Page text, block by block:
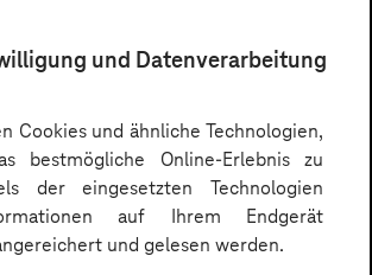
und Datenverarbeitung
Cookies und ähnliche Technologien,
bestmögliche Online-Erlebnis zu
der eingesetzten Technologien
auf Ihrem Endgerät
und gelesen werden.
zukunftsfähige IoT-
ein lebendiges Netzwerk und die
im IoT-Umfeld. Wie
ihre Marktposition
ausschöpfen,
oder